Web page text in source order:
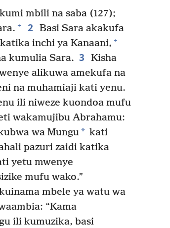
mbili na saba (127);
+ 2 Basi Sara akakufa
katika inchi ya Kanaani, +
kumulia Sara. 3
Kisha
alikuwa amekufa na
na muhamiaji kati yenu.
ili niweze kuondoa mufu
wakamujibu Abrahamu:
wa Mungu* kati
pazuri zaidi katika
yetu mwenye
mufu wako.”
mbele ya watu wa
“Kama
ili kumuzika, basi